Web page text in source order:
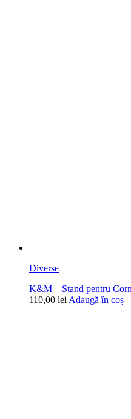
Diverse
K&M – Stand pentru
110,00 lei Adaugă în coș